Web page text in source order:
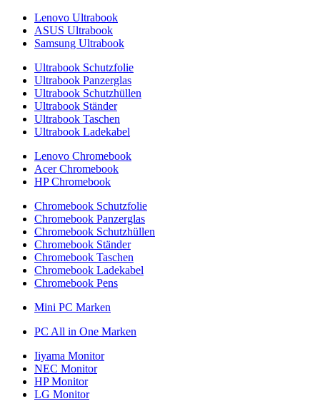
Lenovo Ultrabook
ASUS Ultrabook
Samsung Ultrabook
Ultrabook Schutzfolie
Ultrabook Panzerglas
Ultrabook Schutzhüllen
Ultrabook Ständer
Ultrabook Taschen
Ultrabook Ladekabel
Lenovo Chromebook
Acer Chromebook
HP Chromebook
Chromebook Schutzfolie
Chromebook Panzerglas
Chromebook Schutzhüllen
Chromebook Ständer
Chromebook Taschen
Chromebook Ladekabel
Chromebook Pens
Mini PC Marken
PC All in One Marken
Iiyama Monitor
NEC Monitor
HP Monitor
LG Monitor